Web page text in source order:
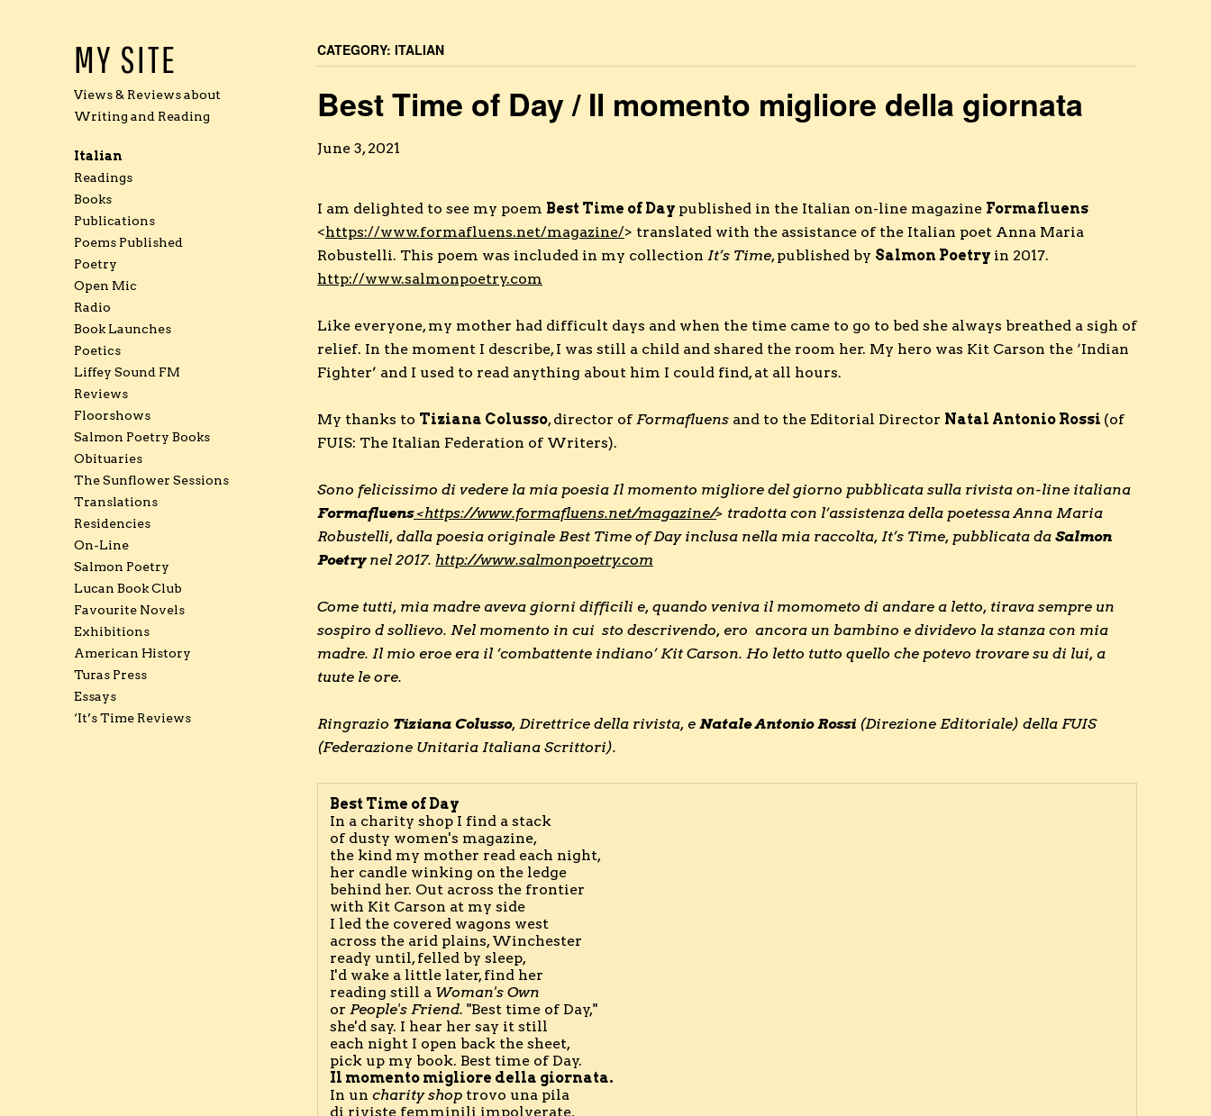
MY SITE
Views & Reviews about
Writing and Reading
Italian
Readings
Books
Publications
Poems Published
Poetry
Open Mic
Radio
Book Launches
Poetics
Liffey Sound FM
Reviews
Floorshows
Salmon Poetry Books
Obituaries
The Sunflower Sessions
Translations
Residencies
On-Line
Salmon Poetry
Lucan Book Club
Favourite Novels
Exhibitions
American History
Turas Press
Essays
‘It’s Time Reviews
CATEGORY: ITALIAN
Best Time of Day / Il momento migliore della giornata
June 3, 2021
I am delighted to see my poem Best Time of Day published in the Italian on-line magazine Formafluens
<https://www.formafluens.net/magazine/> translated with the assistance of the Italian poet Anna Maria
Robustelli. This poem was included in my collection It’s Time, published by Salmon Poetry in 2017.
http://www.salmonpoetry.com
Like everyone, my mother had difficult days and when the time came to go to bed she always breathed a sigh of
relief. In the moment I describe, I was still a child and shared the room her. My hero was Kit Carson the ‘Indian
Fighter’ and I used to read anything about him I could find, at all hours.
My thanks to Tiziana Colusso, director ofFormafluens and to the Editorial Director Natal Antonio Rossi (of
FUIS: The Italian Federation of Writers).
Sono felicissimo di vedere la mia poesia Il momento migliore del giorno pubblicata sulla rivista on-line italiana
Formafluens<https://www.formafluens.net/magazine/> tradotta con l’assistenza della poetessa Anna Maria
Robustelli, dalla poesia originale Best Time of Day inclusa nella mia raccolta, It’s Time, pubblicata da Salmon
Poetry nel 2017. http://www.salmonpoetry.com
Come tutti, mia madre aveva giorni difficili e, quando veniva il momometo di andare a letto, tirava sempre un
sospiro d sollievo. Nel momento in cui sto descrivendo, ero ancora un bambino e dividevo la stanza con mia
madre. Il mio eroe era il ‘combattente indiano’ Kit Carson. Ho letto tutto quello che potevo trovare su di lui, a
tuute le ore.
Ringrazio Tiziana Colusso, Direttrice della rivista, e Natale Antonio Rossi (Direzione Editoriale) della FUIS
(Federazione Unitaria Italiana Scrittori).
Best Time of Day
In a charity shop I find a stack
of dusty women's magazine,
the kind my mother read each night,
her candle winking on the ledge
behind her. Out across the frontier
with Kit Carson at my side
I led the covered wagons west
across the arid plains, Winchester
ready until, felled by sleep,
I'd wake a little later, find her
reading still a Woman's Own
or People's Friend. "Best time of Day,"
she'd say. I hear her say it still
each night I open back the sheet,
Il momento migliore della giornata.
In un charity shop trovo una pila
di riviste femminili impolverate,